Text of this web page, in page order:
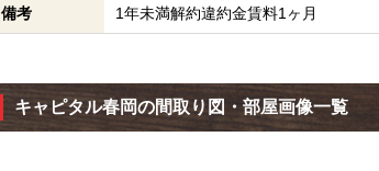
備考 1年未満解約違約金賃料1ヶ月
キャピタル春岡の間取り図・部屋画像一覧